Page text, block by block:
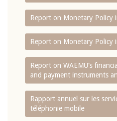
Report on Monetary Policy
Report on Monetary Policy
Report on WAEMU’s
and payment instruments
Rapport annuel sur les
téléphonie mobile